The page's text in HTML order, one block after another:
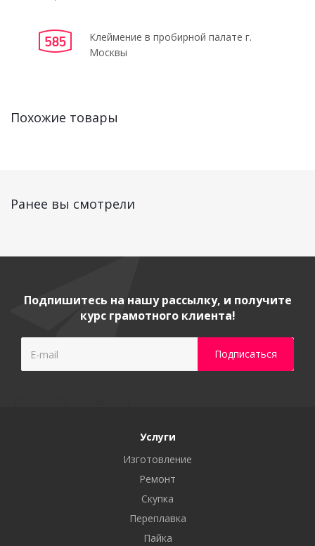
Клеймение в пробирной палате г.
Москвы
Похожие товары
Ранее вы смотрели
Подпишитесь на нашу рассылку, и получите
курс грамотного клиента!
Услуги
Изготовление
Ремонт
Скупка
Переплавка
Пайка